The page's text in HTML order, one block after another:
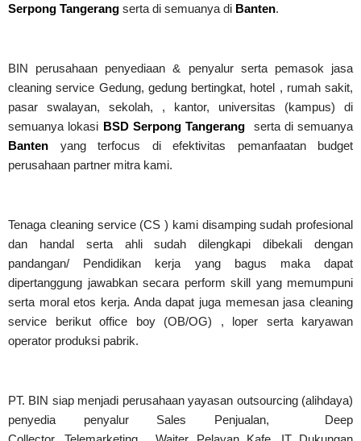
Serpong Tangerang serta di semuanya di Banten.
BIN perusahaan penyediaan & penyalur serta pemasok jasa
cleaning service Gedung, gedung bertingkat, hotel , rumah sakit,
pasar swalayan, sekolah, , kantor, universitas (kampus) di
semuanya lokasi BSD Serpong Tangerang serta di semuanya
Banten yang terfocus di efektivitas pemanfaatan budget
perusahaan partner mitra kami.
Tenaga cleaning service (CS ) kami disamping sudah profesional
dan handal serta ahli sudah dilengkapi dibekali dengan
pandangan/ Pendidikan kerja yang bagus maka dapat
dipertanggung jawabkan secara perform skill yang memumpuni
serta moral etos kerja. Anda dapat juga memesan jasa cleaning
service berikut office boy (OB/OG) , loper serta karyawan
operator produksi pabrik.
PT. BIN siap menjadi perusahaan yayasan outsourcing (alihdaya)
penyedia penyalur Sales Penjualan, Deep